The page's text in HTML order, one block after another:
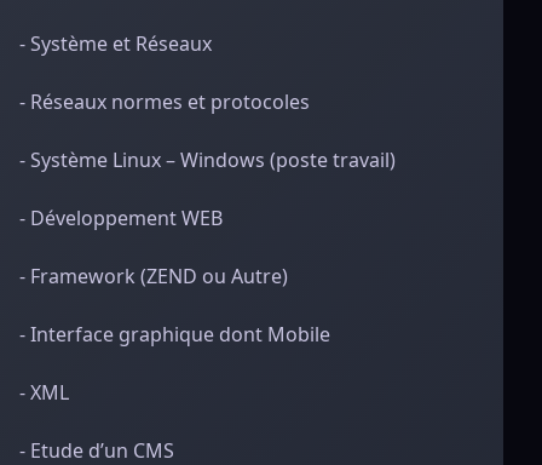
- Système et Réseaux
- Réseaux normes et protocoles
- Système Linux – Windows (poste travail)
- Développement WEB
- Framework (ZEND ou Autre)
- Interface graphique dont Mobile
- XML
- Etude d’un CMS